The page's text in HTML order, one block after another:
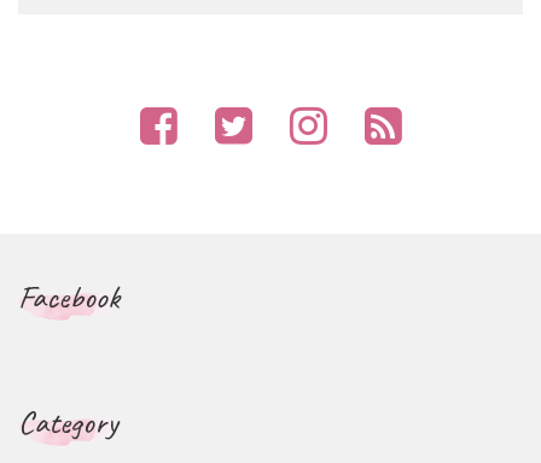
Facebook
Category